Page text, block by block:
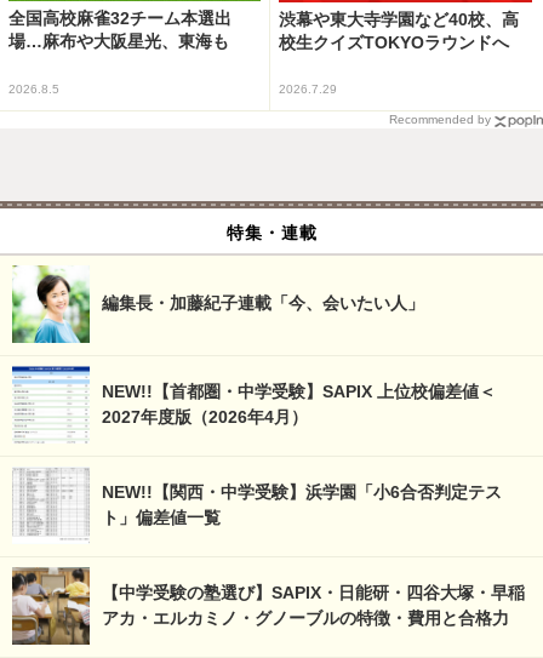
全国高校麻雀32チーム本選出
場…麻布や大阪星光、東海も
2026.8.5
渋幕や東大寺学園など40校、高
校生クイズTOKYOラウンドへ
2026.7.29
Recommended by
特集・連載
編集長・加藤紀子連載「今、会いたい人」
NEW!!【首都圏・中学受験】SAPIX 上位校偏差値＜
2027年度版（2026年4月）
NEW!!【関西・中学受験】浜学園「小6合否判定テス
ト」偏差値一覧
【中学受験の塾選び】SAPIX・日能研・四谷大塚・早稲
アカ・エルカミノ・グノーブルの特徴・費用と合格力